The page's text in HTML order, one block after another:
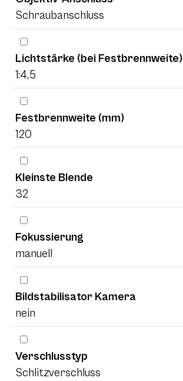
Schraubanschluss
Lichtstärke (bei Festbrennweite)
1:4,5
Festbrennweite (mm)
120
Kleinste Blende
32
Fokussierung
manuell
Bildstabilisator Kamera
nein
Verschlusstyp
Schlitzverschluss